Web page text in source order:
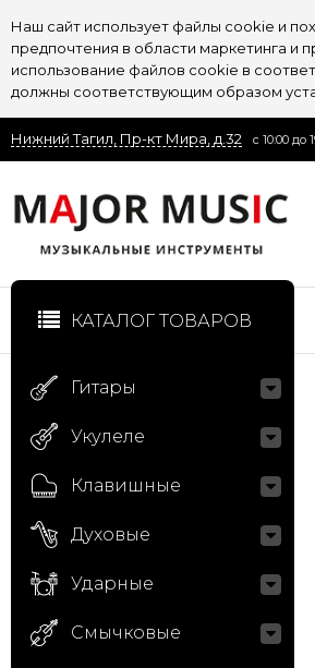
Наш сайт использует файлы cookie и
предпочтения в области маркетинга и
использование файлов cookie в
должны соответствующим образом
Нижний Тагил, Пр-кт Мира, д.32 с 10:00 до
КАТАЛОГ ТОВАРОВ
Гитары
Укулеле
Клавишные
Духовые
Ударные
Смычковые